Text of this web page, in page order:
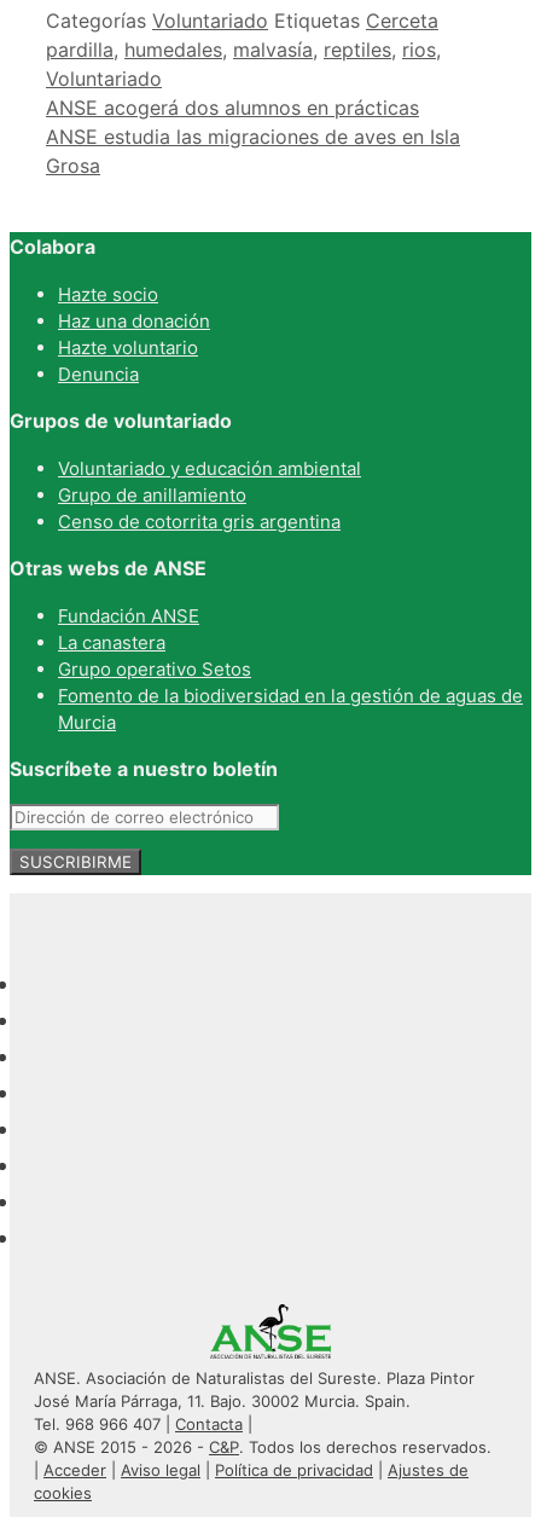
Categorías Voluntariado Etiquetas Cerceta
pardilla, humedales, malvasía, reptiles, rios,
Voluntariado
ANSE acogerá dos alumnos en prácticas
ANSE estudia las migraciones de aves en Isla
Grosa
Colabora
Hazte socio
Haz una donación
Hazte voluntario
Denuncia
Grupos de voluntariado
Voluntariado y educación ambiental
Grupo de anillamiento
Censo de cotorrita gris argentina
Otras webs de ANSE
Fundación ANSE
La canastera
Grupo operativo Setos
Fomento de la biodiversidad en la gestión de aguas de
Murcia
Suscríbete a nuestro boletín
ANSE. Asociación de Naturalistas del Sureste. Plaza Pintor
José María Párraga, 11. Bajo. 30002 Murcia. Spain.
Tel. 968 966 407 | Contacta
© ANSE 2015 - 2026 - C&P. Todos los derechos reservados.
Acceder Aviso legal Política de privacidad
Ajustes de
cookies